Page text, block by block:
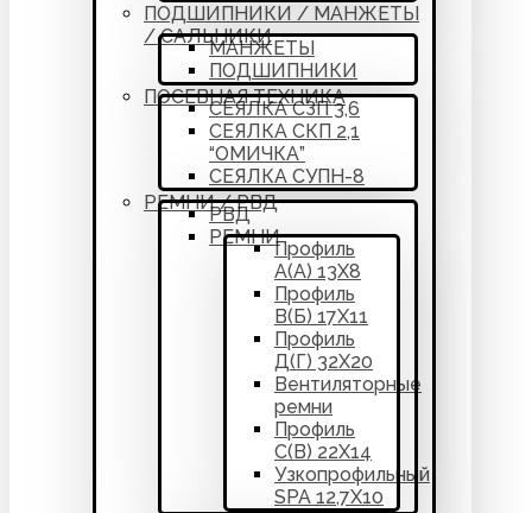
ПОДШИПНИКИ / МАНЖЕТЫ
/ САЛЬНИКИ
МАНЖЕТЫ
ПОДШИПНИКИ
ПОСЕВНАЯ ТЕХНИКА
СЕЯЛКА СЗП 3,6
СЕЯЛКА СКП 2,1
“ОМИЧКА”
СЕЯЛКА СУПН-8
РЕМНИ / РВД
РВД
РЕМНИ
Профиль
А(А) 13Х8
Профиль
В(Б) 17Х11
Профиль
Д(Г) 32Х20
Вентиляторные
ремни
Профиль
С(В) 22Х14
Узкопрофильный
SPA 12,7Х10